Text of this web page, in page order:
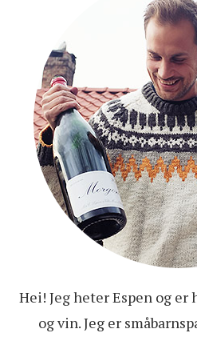
Hei! Jeg heter Espen og
og vin. Jeg er